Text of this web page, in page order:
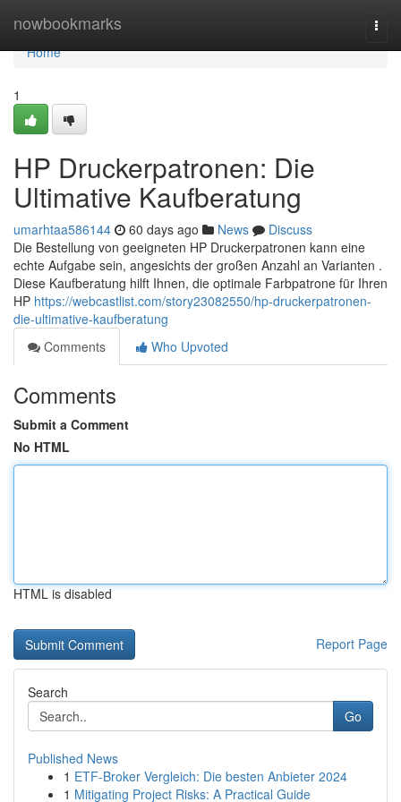
nowbookmarks
Home
Home
1
HP Druckerpatronen: Die
Ultimative Kaufberatung
umarhtaa586144 60 days ago News
Discuss
Die Bestellung von geeigneten HP Druckerpatronen kann eine
echte Aufgabe sein, angesichts der großen Anzahl an Varianten .
Diese Kaufberatung hilft Ihnen, die optimale Farbpatrone für Ihren
HP https://webcastlist.com/story23082550/hp-druckerpatronen-
die-ultimative-kaufberatung
Comments
Who Upvoted
Comments
Submit a Comment
No HTML
HTML is disabled
Report Page
Search
Go
Published News
1 ETF-Broker Vergleich: Die besten Anbieter 2024
1 Mitigating Project Risks: A Practical Guide